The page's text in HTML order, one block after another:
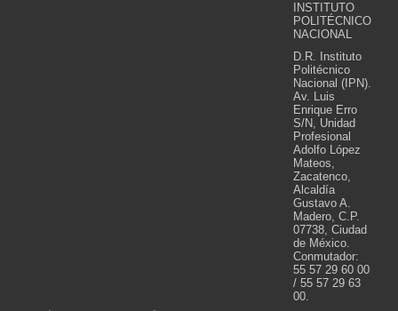
INSTITUTO
POLITÉCNICO
NACIONAL
D.R. Instituto
Politécnico
Nacional (IPN).
Av. Luis
Enrique Erro
S/N, Unidad
Profesional
Adolfo López
Mateos,
Zacatenco,
Alcaldía
Gustavo A.
Madero, C.P.
07738, Ciudad
de México.
Conmutador:
55 57 29 60 00
/ 55 57 29 63
00.